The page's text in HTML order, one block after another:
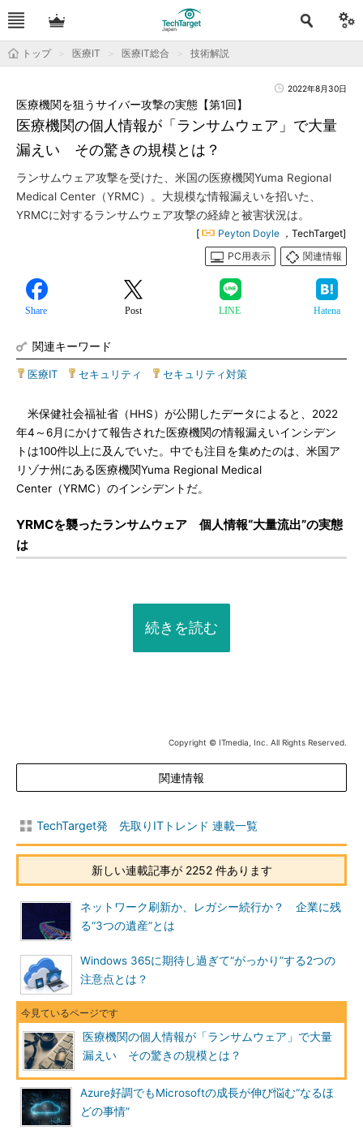
トップ 医療IT 医療IT総合 技術解説
2022年8月30日
医療機関の個人情報が「ランサムウェア」で大量
漏えい その驚きの規模とは？
医療機関を狙うサイバー攻撃の実態【第1回】
ランサムウェア攻撃を受けた、米国の医療機関Yuma Regional
Medical Center（YRMC）。大規模な情報漏えいを招いた、
YRMCに対するランサムウェア攻撃の経緯と被害状況は。
[ Peyton Doyle ，TechTarget]
PC用表示
関連情報
Share Post LINE Hatena
関連キーワード
医療IT セキュリティ セキュリティ対策
米保健社会福祉省（HHS）が公開したデータによると、2022
年4～6月にかけて報告された医療機関の情報漏えいインシデン
トは100件以上に及んでいた。中でも注目を集めたのは、米国ア
リゾナ州にある医療機関Yuma Regional Medical
Center（YRMC）のインシデントだ。
YRMCを襲ったランサムウェア 個人情報“大量流出”の実態
は
続きを読む
Copyright © ITmedia, Inc. All Rights Reserved.
関連情報
TechTarget発 先取りITトレンド 連載一覧
新しい連載記事が 2252 件あります
ネットワーク刷新か、レガシー続行か？ 企業に残
る“3つの遺産”とは
Windows 365に期待し過ぎて“がっかり”する2つの
注意点とは？
医療機関の個人情報が「ランサムウェア」で大量
漏えい その驚きの規模とは？
Azure好調でもMicrosoftの成長が伸び悩む“なるほ
どの事情”